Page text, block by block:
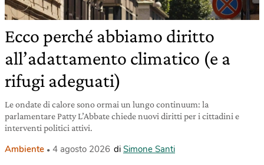
Ecco perché abbiamo diritto
all’adattamento climatico (e a
rifugi adeguati)
Le ondate di calore sono ormai un lungo continuum: la
parlamentare Patty L’Abbate chiede nuovi diritti per i cittadini e
interventi politici attivi.
Ambiente 4 agosto 2026 di Simone Santi